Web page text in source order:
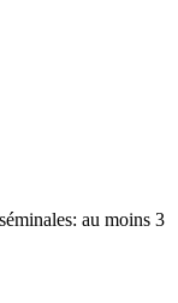
au moins 3